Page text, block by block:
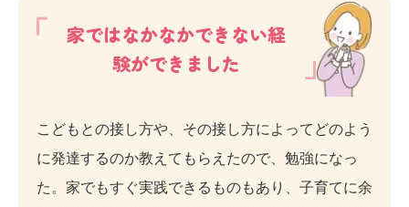
家ではなかなかできない経
験ができました
こどもとの接し方や、その接し方によってどのよう
に発達するのか教えてもらえたので、勉強になっ
た。家でもすぐ実践できるものもあり、子育てに余